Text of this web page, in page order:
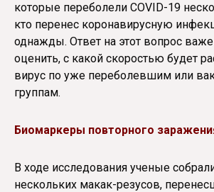
которые переболели COVID-19
кто перенес коронавирусную
однажды. Ответ на этот вопрос
оценить, с какой скоростью будет
вирус по уже переболевшим или
группам.
Биомаркеры повторного
В ходе исследования ученые
нескольких макак-резусов,